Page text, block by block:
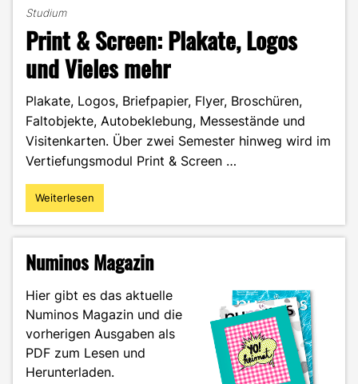
Studium
Print & Screen: Plakate, Logos
und Vieles mehr
Plakate, Logos, Briefpapier, Flyer, Broschüren,
Faltobjekte, Autobeklebung, Messestände und
Visitenkarten. Über zwei Semester hinweg wird im
Vertiefungsmodul Print & Screen …
"Print
&
Logos
Vieles
mehr"
Weiterlesen
Numinos Magazin
Hier gibt es das aktuelle
Numinos Magazin und die
vorherigen Ausgaben als
PDF zum Lesen und
Herunterladen.